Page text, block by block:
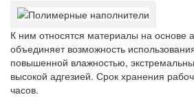
К ним относятся материалы на основе
объединяет возможность
повышенной влажностью,
высокой адгезией. Срок хранения
часов.